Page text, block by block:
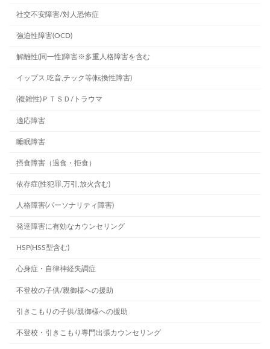
社交不安障害/対人恐怖症
強迫性障害(OCD)
解離性(同一性)障害※多重人格障害を含む
イップス,吃音,チック等(転換性障害)
(複雑性)ＰＴＳＤ/トラウマ
適応障害
睡眠障害
摂食障害（過食・拒食）
依存症(性犯罪,万引,放火含む)
人格障害(パーソナリティ障害)
発達障害に有効なカウンセリング
HSP(HSS型含む)
心身症・自律神経失調症
不登校の子供/親御様への援助
引きこもりの子供/親御様への援助
不登校・引きこもり専門出張カウンセリング